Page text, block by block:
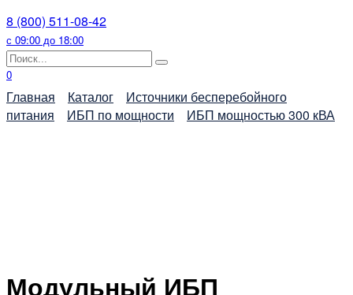
8 (800) 511-08-42
с 09:00 до 18:00
Search
for:
0
Главная Каталог
Источники бесперебойного
питания
ИБП по мощности ИБП мощностью 300 кВА
Модульный ИБП